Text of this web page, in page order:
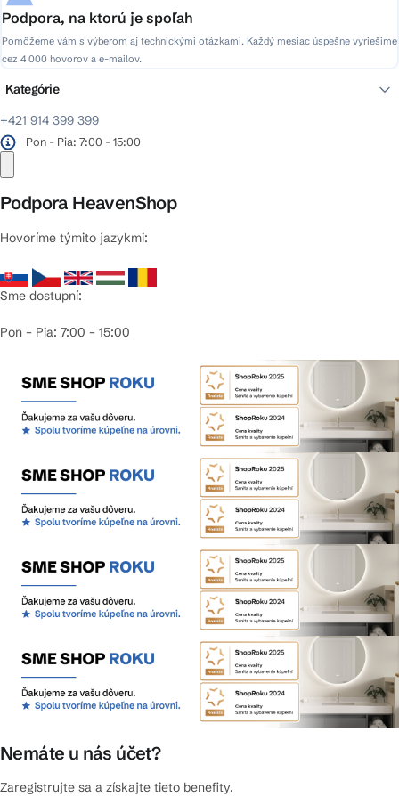
Podpora, na ktorú je spoľah
Pomôžeme vám s výberom aj technickými otázkami. Každý mesiac úspešne vyriešime
cez 4 000 hovorov a e-mailov.
+421 914 399 399
Pon - Pia: 7:00 - 15:00
Podpora HeavenShop
Hovoríme týmito jazykmi:
Sme dostupní:
Pon – Pia: 7:00 – 15:00
Nemáte u nás účet?
Zaregistrujte sa a získajte tieto benefity.
Kategórie